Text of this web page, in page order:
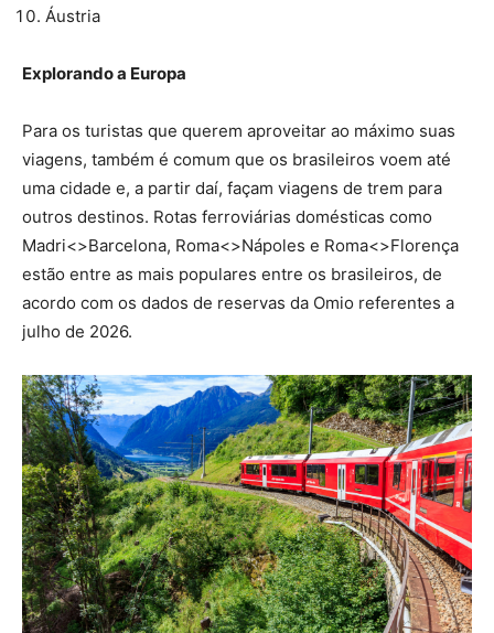
Áustria
Explorando a Europa
Para os turistas que querem aproveitar ao máximo suas
viagens, também é comum que os brasileiros voem até
uma cidade e, a partir daí, façam viagens de trem para
outros destinos. Rotas ferroviárias domésticas como
Madri<>Barcelona, Roma<>Nápoles e Roma<>Florença
estão entre as mais populares entre os brasileiros, de
acordo com os dados de reservas da Omio referentes a
julho de 2026.